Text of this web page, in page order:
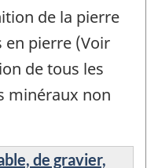
de la pierre
en pierre (Voir
de tous les
minéraux non
de gravier,